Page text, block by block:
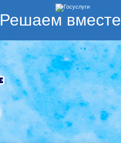
Решаем вместе